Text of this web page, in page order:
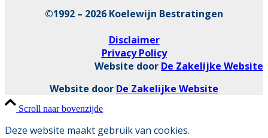
©1992 – 2026 Koelewijn Bestratingen
Disclaimer
Privacy Policy
Website door De Zakelijke Website
Website door De Zakelijke Website
Scroll naar bovenzijde
Deze website maakt gebruik van cookies.